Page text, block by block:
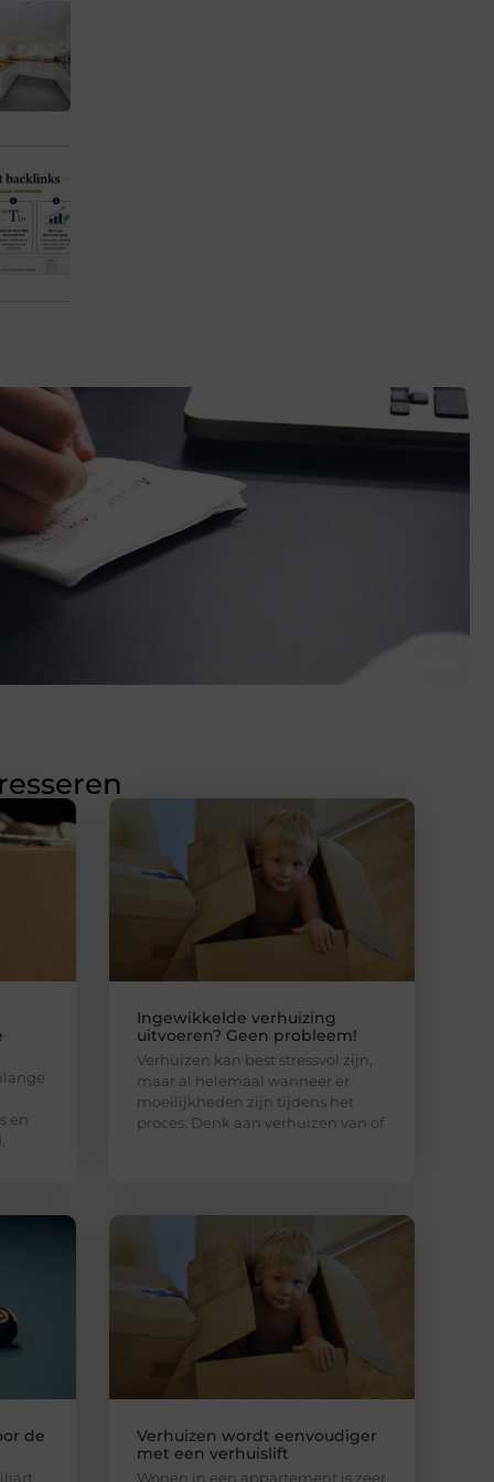
en
Ingewikkelde verhuizing
uitvoeren? Geen probleem!
Verhuizen kan best stressvol zijn,
maar al helemaal wanneer er
moeilijkheden zijn tijdens het
proces. Denk aan verhuizen van of
de
Verhuizen wordt eenvoudiger
met een verhuislift
Wonen in een appartement is zeer